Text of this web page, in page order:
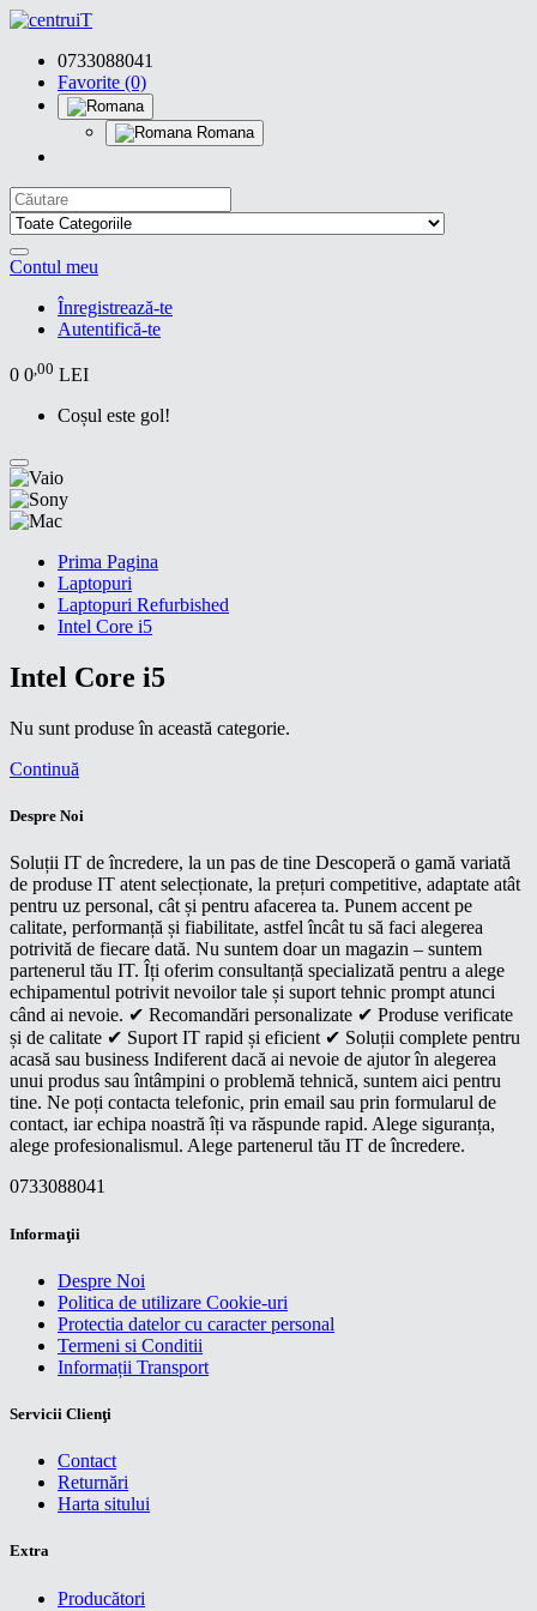
0733088041
Favorite (0)
Romana
Contul meu
Înregistrează-te
Autentifică-te
0 0,00 LEI
Coșul este gol!
Prima Pagina
Laptopuri
Laptopuri Refurbished
Intel Core i5
Intel Core i5
Nu sunt produse în această categorie.
Continuă
Despre Noi
Soluții IT de încredere, la un pas de tine Descoperă o gamă variată
de produse IT atent selecționate, la prețuri competitive, adaptate atât
pentru uz personal, cât și pentru afacerea ta. Punem accent pe
calitate, performanță și fiabilitate, astfel încât tu să faci alegerea
potrivită de fiecare dată. Nu suntem doar un magazin – suntem
partenerul tău IT. Îți oferim consultanță specializată pentru a alege
echipamentul potrivit nevoilor tale și suport tehnic prompt atunci
când ai nevoie. ✔ Recomandări personalizate ✔ Produse verificate
și de calitate ✔ Suport IT rapid și eficient ✔ Soluții complete pentru
acasă sau business Indiferent dacă ai nevoie de ajutor în alegerea
unui produs sau întâmpini o problemă tehnică, suntem aici pentru
tine. Ne poți contacta telefonic, prin email sau prin formularul de
contact, iar echipa noastră îți va răspunde rapid. Alege siguranța,
alege profesionalismul. Alege partenerul tău IT de încredere.
0733088041
Informaţii
Despre Noi
Politica de utilizare Cookie-uri
Protectia datelor cu caracter personal
Termeni si Conditii
Informații Transport
Servicii Clienţi
Contact
Returnări
Harta sitului
Extra
Producători